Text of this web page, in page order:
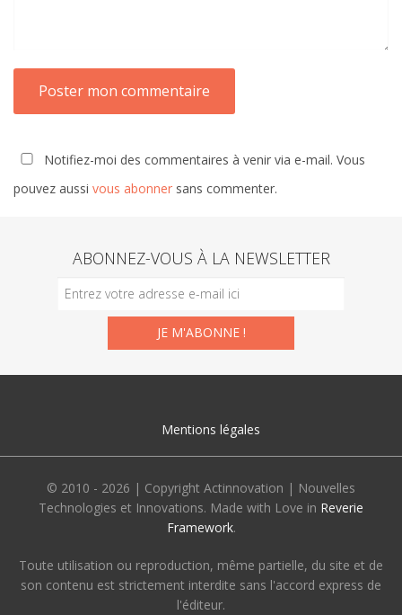
Notifiez-moi des commentaires à venir via e-mail. Vous
pouvez aussi vous abonner sans commenter.
ABONNEZ-VOUS À LA NEWSLETTER
Mentions légales
© 2010 - 2026 | Copyright Actinnovation | Nouvelles
Technologies et Innovations. Made with Love in Reverie
Framework.
Toute utilisation ou reproduction, même partielle, du site et de
son contenu est strictement interdite sans l'accord express de
l'éditeur.